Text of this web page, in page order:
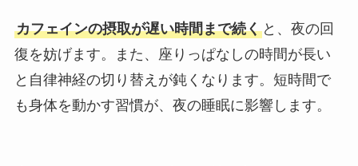
カフェインの摂取が遅い時間まで続くと、夜の回
復を妨げます。また、座りっぱなしの時間が長い
と自律神経の切り替えが鈍くなります。短時間で
も身体を動かす習慣が、夜の睡眠に影響します。